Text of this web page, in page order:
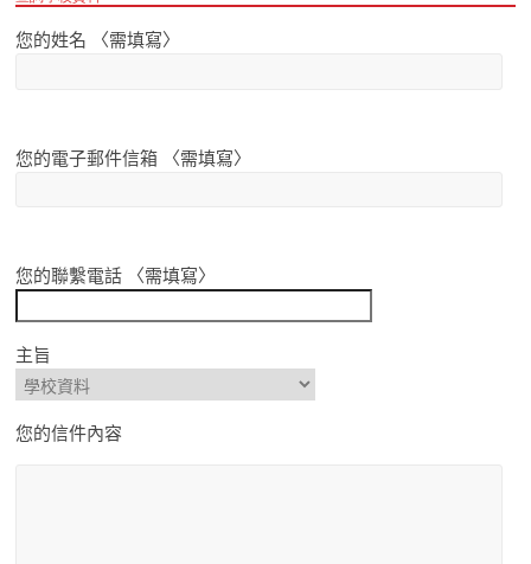
您的姓名 〈需填寫〉
您的電子郵件信箱 〈需填寫〉
您的聯繫電話 〈需填寫〉
主旨
您的信件內容